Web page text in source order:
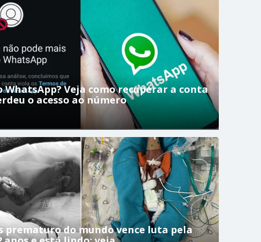
WhatsApp? Veja como recuperar a conta
o acesso ao número
prematuro do mundo vence luta pela